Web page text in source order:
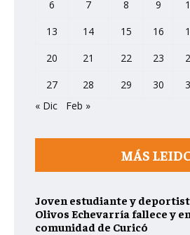
6 7 8 9
13
14 15 16
20
21 22 23
27
28 29 30
« Dic
Feb »
MÁS
Joven estudiante y
Olivos Echevarría fallece y
comunidad de Curicó